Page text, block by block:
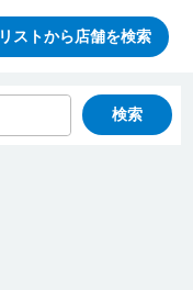
リストから店舗を検索
検索